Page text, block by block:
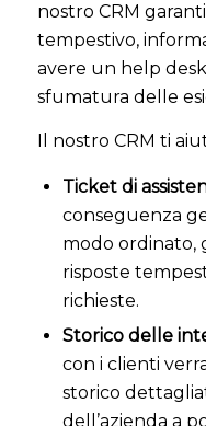
nostro CRM
tempestivo,
avere un help
sfumatura delle
Il nostro CRM ti
Ticket di
conseguenza
modo ordinato,
risposte
richieste.
Storico delle
con i clienti
storico
dell’azienda a